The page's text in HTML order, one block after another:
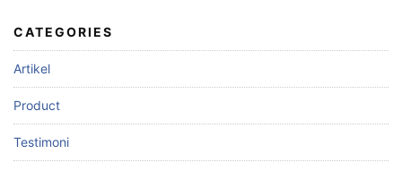
CATEGORIES
Artikel
Product
Testimoni